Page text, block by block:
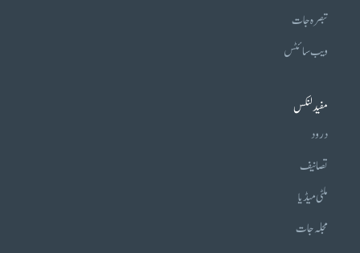
تبصرہ جات
ویب سائٹس
مفید لنکس
درود
تصانیف
ملٹی میڈیا
مجلہ جات